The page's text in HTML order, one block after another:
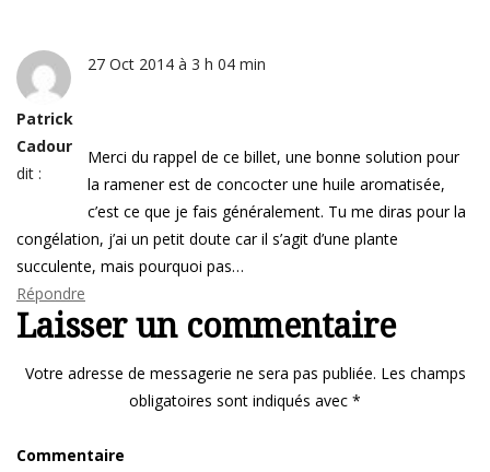
Patrick
Cadour
dit :
27 Oct 2014 à 3 h 04 min
Merci du rappel de ce billet, une bonne solution pour
la ramener est de concocter une huile aromatisée,
c’est ce que je fais généralement. Tu me diras pour la
congélation, j’ai un petit doute car il s’agit d’une plante
succulente, mais pourquoi pas…
Répondre
Laisser un commentaire
Votre adresse de messagerie ne sera pas publiée. Les champs
obligatoires sont indiqués avec *
Commentaire